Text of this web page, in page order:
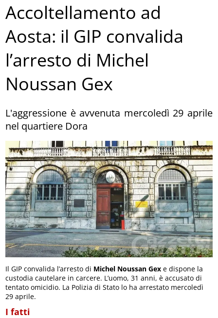
Accoltellamento ad
Aosta: il GIP convalida
l’arresto di Michel
Noussan Gex
L'aggressione è avvenuta mercoledì 29 aprile
nel quartiere Dora
Il GIP convalida l’arresto di Michel Noussan Gex e dispone la
custodia cautelare in carcere. L’uomo, 31 anni, è accusato di
tentato omicidio. La Polizia di Stato lo ha arrestato mercoledì
29 aprile.
I fatti